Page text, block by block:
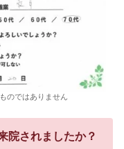
のではありません
院されましたか？